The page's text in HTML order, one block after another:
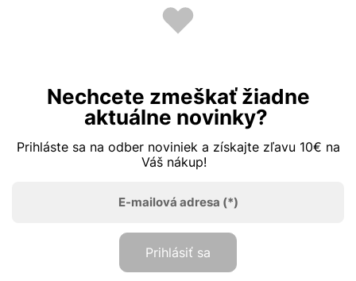
Nechcete zmeškať žiadne
aktuálne novinky?
Prihláste sa na odber noviniek a získajte zľavu 10€ na
Váš nákup!
E-mailová adresa (*)
Prihlásiť sa